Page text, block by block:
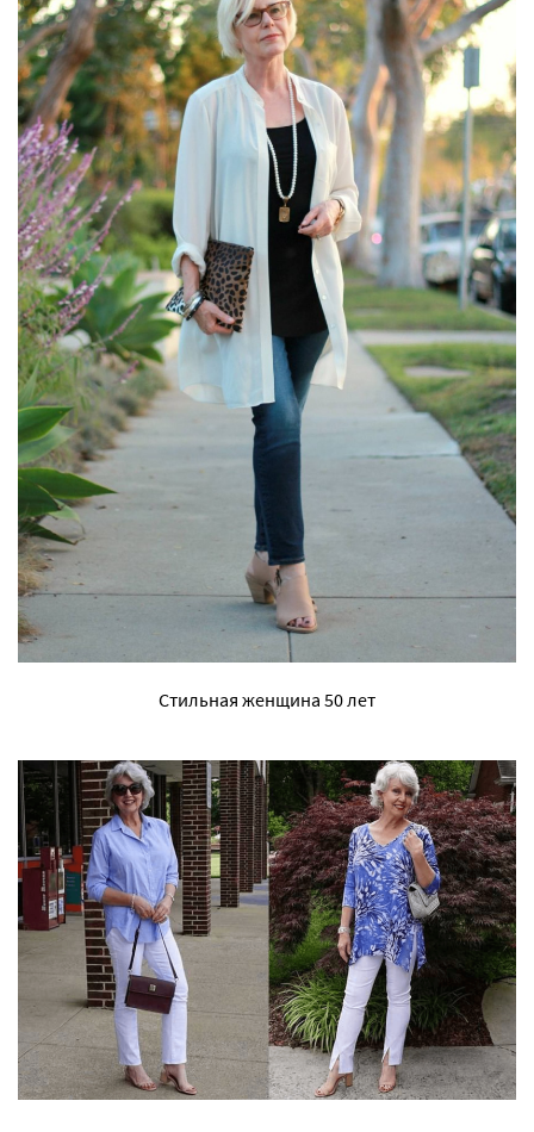
Стильная женщина 50 лет